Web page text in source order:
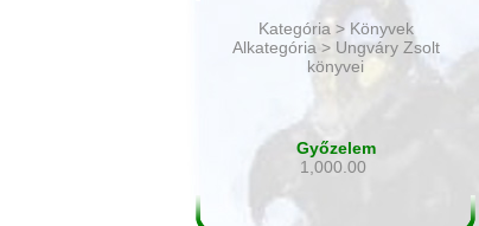
Kategória > Könyvek
Alkategória > Ungváry Zsolt
könyvei
Győzelem
1,000.00